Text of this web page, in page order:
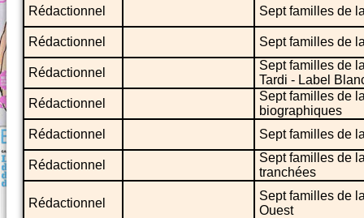
Rédactionnel
Sept familles de
Rédactionnel Sept familles de
Rédactionnel
Sept familles de
Tardi - Label
Rédactionnel
Sept familles de
biographiques
Rédactionnel
Sept familles de
Rédactionnel
Sept familles de
tranchées
Rédactionnel
Sept familles de
Ouest